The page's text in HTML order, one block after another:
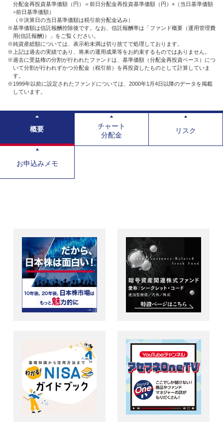
分配金再投資基準価額（円）＝前日分配金再投資基準価額（円）×（当日基準価額
÷前日基準価額）
（※決算日の当日基準価額は税引前分配金込み）
※基準価額は信託報酬控除後です。なお、信託報酬率は「ファンド概要（運用管理費
用(信託報酬)）」をご覧ください。
※純資産総額については、表示桁未満は切り捨てで処理しております。
※上記は過去の実績であり、将来の運用成果等をお約束するものではありません。
※過去に受益権の分割が行われたファンドは、基準価額（分配金再投資ベース）につ
いて分割が行われずかつ分配金（税引前）を再投資したものとして計算していま
す。
※1999年以前に設定されたファンドについては、2000年1月4日以降のデータを掲載
しています。
概要
チャート
分配金
リスク
お申込みメモ